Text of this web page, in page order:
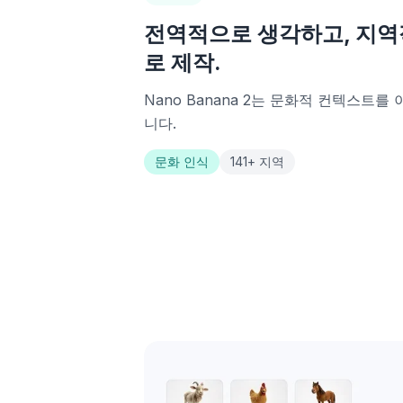
전역적으로 생각하고, 지
로 제작.
Nano Banana 2는 문화적 컨텍스트를
니다.
문화 인식 141+ 지역